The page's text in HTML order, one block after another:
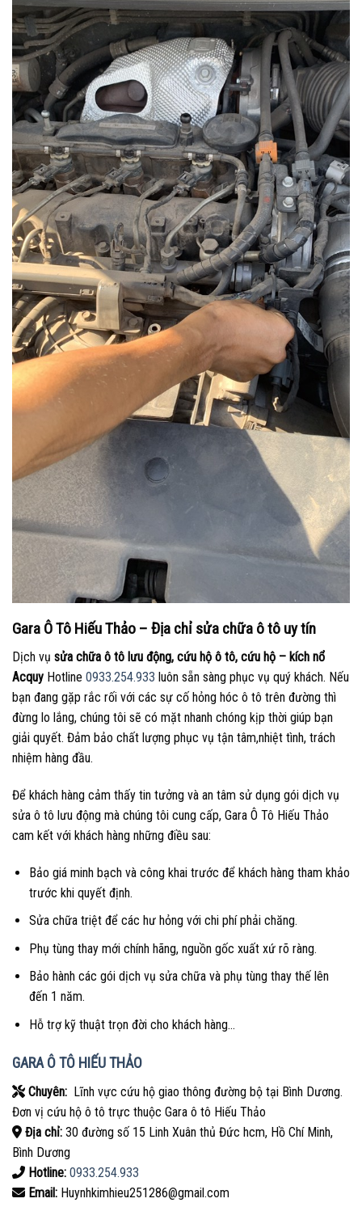
Gara Ô Tô Hiếu Thảo – Địa chỉ sửa chữa ô tô uy tín
Dịch vụ sửa chữa ô tô lưu động, cứu hộ ô tô, cứu hộ – kích nổ
Acquy Hotline 0933.254.933 luôn sẵn sàng phục vụ quý khách. Nếu
bạn đang gặp rắc rối với các sự cố hỏng hóc ô tô trên đường thì
đừng lo lắng, chúng tôi sẽ có mặt nhanh chóng kịp thời giúp bạn
giải quyết. Đảm bảo chất lượng phục vụ tận tâm,nhiệt tình, trách
nhiệm hàng đầu.
Để khách hàng cảm thấy tin tưởng và an tâm sử dụng gói dịch vụ
sửa ô tô lưu động mà chúng tôi cung cấp, Gara Ô Tô Hiếu Thảo
cam kết với khách hàng những điều sau:
Bảo giá minh bạch và công khai trước để khách hàng tham khảo
trước khi quyết định.
Sửa chữa triệt để các hư hỏng với chi phí phải chăng.
Phụ tùng thay mới chính hãng, nguồn gốc xuất xứ rõ ràng.
Bảo hành các gói dịch vụ sửa chữa và phụ tùng thay thế lên
đến 1 năm.
Hỗ trợ kỹ thuật trọn đời cho khách hàng…
GARA Ô TÔ HIẾU THẢO
Chuyên: Lĩnh vực cứu hộ giao thông đường bộ tại Bình Dương.
Đơn vị cứu hộ ô tô trực thuộc Gara ô tô Hiếu Thảo
Địa chỉ: 30 đường số 15 Linh Xuân thủ Đức hcm, Hồ Chí Minh,
Bình Dương
Hotline: 0933.254.933
Email: Huynhkimhieu251286@gmail.com